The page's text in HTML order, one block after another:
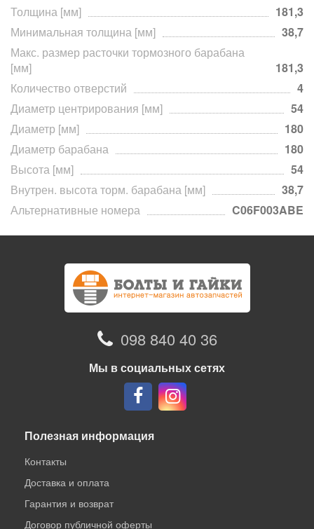
Толщина [мм]
181,3
Минимальная толщина [мм]
38,7
Макс. размер расточки тормозного барабана
[мм]
181,3
Количество отверстий
4
Диаметр центрирования [мм]
54
Диаметр [мм]
180
Диаметр барабана
180
Высота [мм]
54
Внутрен. высота торм. барабана [мм]
38,7
Альтернативные номера
C06F003ABE
098 840 40 36
Мы в социальных сетях
Полезная информация
Контакты
Доставка и оплата
Гарантия и возврат
Договор публичной оферты